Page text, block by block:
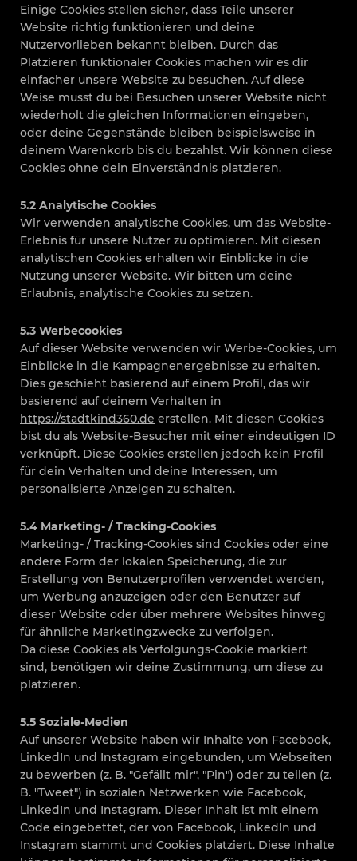
Einige Cookies stellen sicher, dass Teile unserer
Website richtig funktionieren und deine
Nutzervorlieben bekannt bleiben. Durch das
Platzieren funktionaler Cookies machen wir es dir
einfacher unsere Website zu besuchen. Auf diese
Weise musst du bei Besuchen unserer Website nicht
wiederholt die gleichen Informationen eingeben,
oder deine Gegenstände bleiben beispielsweise in
deinem Warenkorb bis du bezahlst. Wir können diese
Cookies ohne dein Einverständnis platzieren.
5.2 Analytische Cookies
Wir verwenden analytische Cookies, um das Website-
Erlebnis für unsere Nutzer zu optimieren. Mit diesen
analytischen Cookies erhalten wir Einblicke in die
Nutzung unserer Website. Wir bitten um deine
Erlaubnis, analytische Cookies zu setzen.
5.3 Werbecookies
Auf dieser Website verwenden wir Werbe-Cookies, um
Einblicke in die Kampagnenergebnisse zu erhalten.
Dies geschieht basierend auf einem Profil, das wir
basierend auf deinem Verhalten in
https://stadtkind360.de erstellen. Mit diesen Cookies
bist du als Website-Besucher mit einer eindeutigen ID
verknüpft. Diese Cookies erstellen jedoch kein Profil
für dein Verhalten und deine Interessen, um
personalisierte Anzeigen zu schalten.
5.4 Marketing- / Tracking-Cookies
Marketing- / Tracking-Cookies sind Cookies oder eine
andere Form der lokalen Speicherung, die zur
Erstellung von Benutzerprofilen verwendet werden,
um Werbung anzuzeigen oder den Benutzer auf
dieser Website oder über mehrere Websites hinweg
für ähnliche Marketingzwecke zu verfolgen.
Da diese Cookies als Verfolgungs-Cookie markiert
sind, benötigen wir deine Zustimmung, um diese zu
platzieren.
5.5 Soziale-Medien
Auf unserer Website haben wir Inhalte von Facebook,
LinkedIn und Instagram eingebunden, um Webseiten
zu bewerben (z. B. "Gefällt mir", "Pin") oder zu teilen (z.
B. "Tweet") in sozialen Netzwerken wie Facebook,
LinkedIn und Instagram. Dieser Inhalt ist mit einem
Code eingebettet, der von Facebook, LinkedIn und
Instagram stammt und Cookies platziert. Diese Inhalte